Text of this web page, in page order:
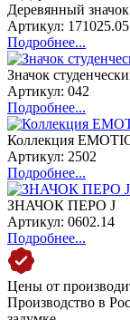
Деревянный
Артикул: 171025.05
Подробнее...
Значок
Артикул: 042
Подробнее...
Коллекция
Артикул: 2502
Подробнее...
ЗНАЧОК ПЕРО J
Артикул: 0602.14
Подробнее...
Цены от
Производство в